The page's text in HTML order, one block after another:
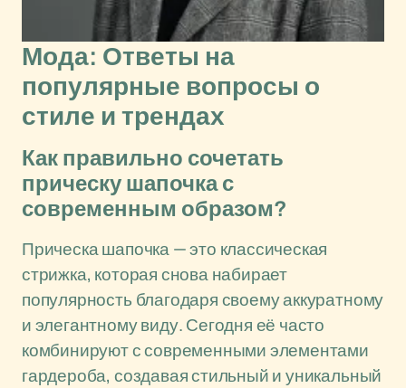
Мода: Ответы на
популярные вопросы о
стиле и трендах
Как правильно сочетать
прическу шапочка с
современным образом?
Прическа шапочка — это классическая
стрижка, которая снова набирает
популярность благодаря своему аккуратному
и элегантному виду. Сегодня её часто
комбинируют с современными элементами
гардероба, создавая стильный и уникальный